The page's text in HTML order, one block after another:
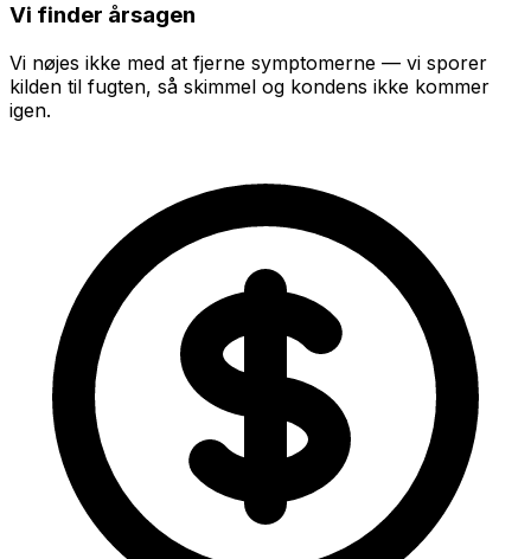
Vi finder årsagen
Vi nøjes ikke med at fjerne symptomerne — vi sporer
kilden til fugten, så skimmel og kondens ikke kommer
igen.